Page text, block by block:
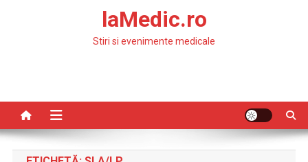
laMedic.ro
Stiri si evenimente medicale